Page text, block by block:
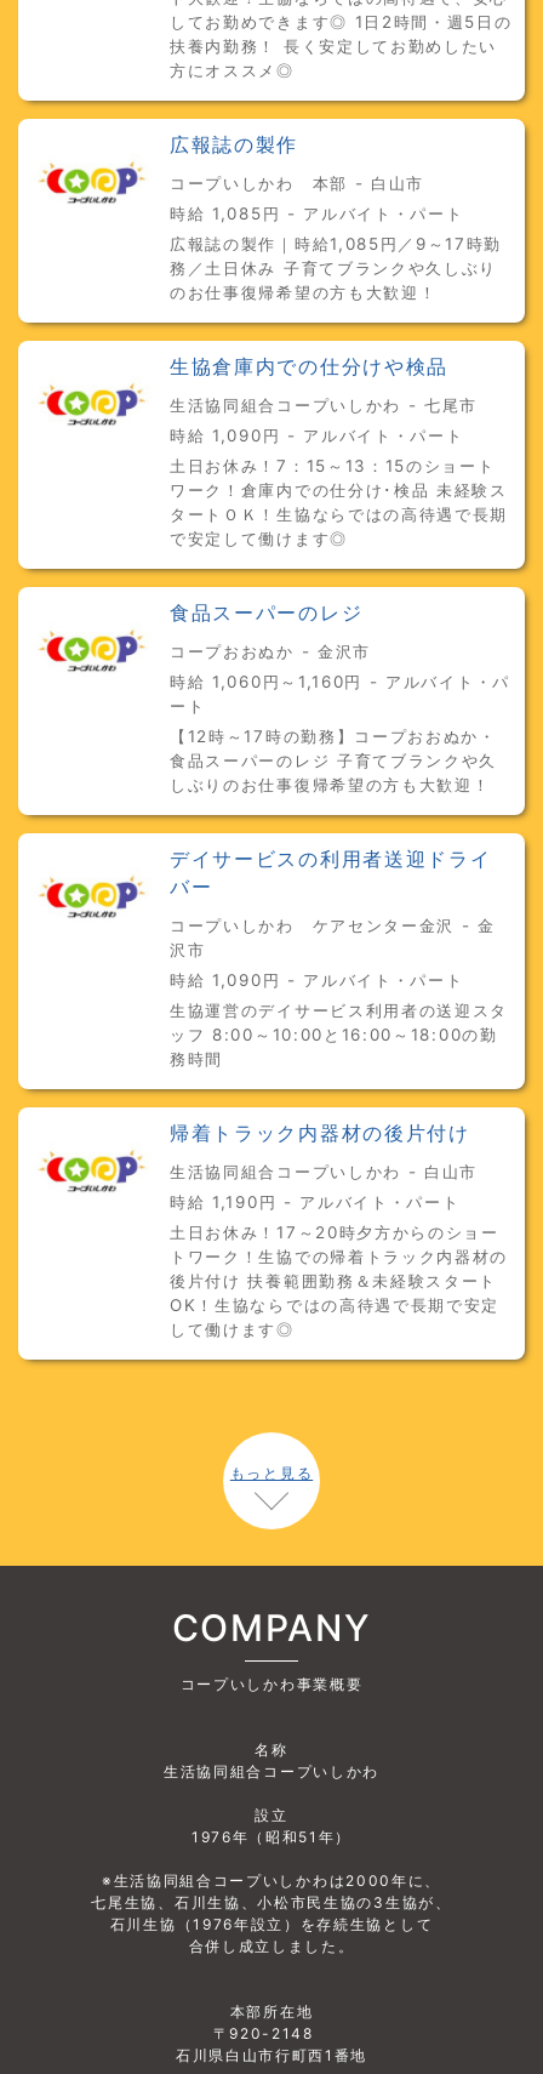
してお勤めできます◎ 1日2時間・週5日の
扶養内勤務！ 長く安定してお勤めしたい
方にオススメ◎
広報誌の製作
コープいしかわ 本部 - 白山市
時給 1,085円 - アルバイト・パート
広報誌の製作｜時給1,085円／9～17時勤
務／土日休み 子育てブランクや久しぶり
のお仕事復帰希望の方も大歓迎！
生協倉庫内での仕分けや検品
生活協同組合コープいしかわ - 七尾市
時給 1,090円 - アルバイト・パート
土日お休み！7：15～13：15のショート
ワーク！倉庫内での仕分け･検品 未経験ス
タートＯＫ！生協ならではの高待遇で長期
で安定して働けます◎
食品スーパーのレジ
コープおおぬか - 金沢市
時給 1,060円～1,160円 - アルバイト・パ
ート
【12時～17時の勤務】コープおおぬか・
食品スーパーのレジ 子育てブランクや久
しぶりのお仕事復帰希望の方も大歓迎！
デイサービスの利用者送迎ドライ
バー
コープいしかわ ケアセンター金沢 - 金
沢市
時給 1,090円 - アルバイト・パート
生協運営のデイサービス利用者の送迎スタ
ッフ 8:00～10:00と16:00～18:00の勤
務時間
帰着トラック内器材の後片付け
生活協同組合コープいしかわ - 白山市
時給 1,190円 - アルバイト・パート
土日お休み！17～20時夕方からのショー
トワーク！生協での帰着トラック内器材の
後片付け 扶養範囲勤務＆未経験スタート
OK！生協ならではの高待遇で長期で安定
して働けます◎
もっと見る
COMPANY
コープいしかわ事業概要
名称
生活協同組合コープいしかわ
設立
1976年（昭和51年）
※生活協同組合コープいしかわは2000年に、
七尾生協、石川生協、小松市民生協の3生協が、
石川生協（1976年設立）を存続生協として
合併し成立しました。
本部所在地
〒920-2148
石川県白山市行町西1番地